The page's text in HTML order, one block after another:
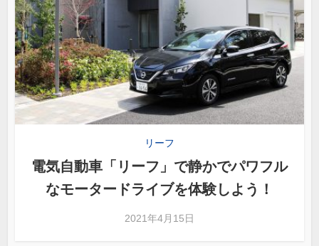
リーフ
電気自動車「リーフ」で静かでパワフル
なモータードライブを体験しよう！
2021年4月15日